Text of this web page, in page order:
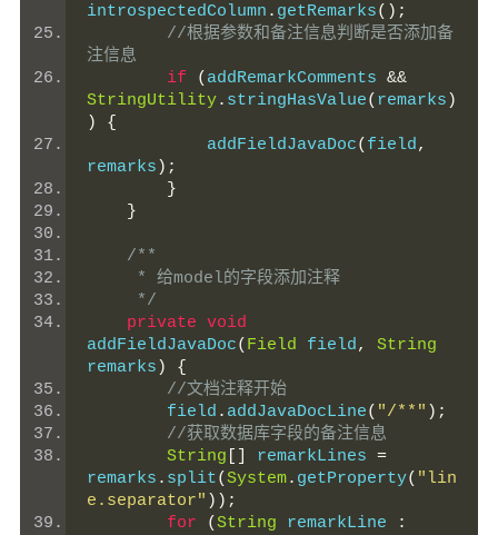
introspectedColumn . getRemarks();
//根据参数和备注信息判断是否添加备
注信息
if
( addRemarkComments &&
StringUtility. stringHasValue( remarks )
)
{
            addFieldJavaDoc
( field,
remarks );
}
}
/**
     * 给model的字段添加注释
     */
private void
addFieldJavaDoc( Field field,
String
remarks )
{
//文档注释开始
        field
. addJavaDocLine( "/**" );
//获取数据库字段的备注信息
String
remarkLines =
remarks . split(System. getProperty( "lin
e.separator" ));
for
(String remarkLine
: